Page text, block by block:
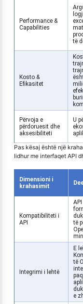
Performance &
Capabilities
të
Kosto &
Efikasitet
Përvoja e
përdoruesit dhe
aksesibiliteti
U
Pas kësaj është një
lidhur me interfaqet API
Dimensioni i
krahasimit
Kompatibiliteti i
API
të
Integrimi i lehtë
E
të
e